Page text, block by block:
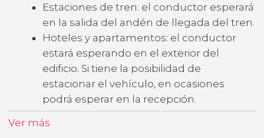
Estaciones de tren: el conductor esperará
en la salida del andén de llegada del tren.
Hoteles y apartamentos: el conductor
estará esperando en el exterior del
edificio. Si tiene la posibilidad de
estacionar el vehículo, en ocasiones
podrá esperar en la recepción.
Ver más